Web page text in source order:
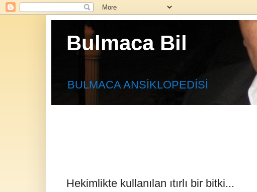
Bulmaca Bil
BULMACA ANSİKLOPEDİSİ
Hekimlikte kullanılan ıtırlı bir bitki...